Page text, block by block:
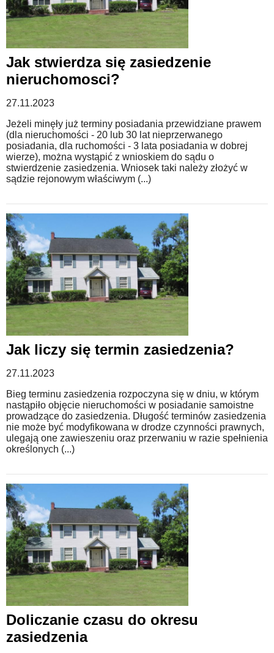
Jak stwierdza się zasiedzenie
nieruchomosci?
27.11.2023
Jeżeli minęły już terminy posiadania przewidziane prawem
(dla nieruchomości - 20 lub 30 lat nieprzerwanego
posiadania, dla ruchomości - 3 lata posiadania w dobrej
wierze), można wystąpić z wnioskiem do sądu o
stwierdzenie zasiedzenia. Wniosek taki należy złożyć w
sądzie rejonowym właściwym (...)
Jak liczy się termin zasiedzenia?
27.11.2023
Bieg terminu zasiedzenia rozpoczyna się w dniu, w którym
nastąpiło objęcie nieruchomości w posiadanie samoistne
prowadzące do zasiedzenia. Długość terminów zasiedzenia
nie może być modyfikowana w drodze czynności prawnych,
ulegają one zawieszeniu oraz przerwaniu w razie spełnienia
określonych (...)
Doliczanie czasu do okresu
zasiedzenia